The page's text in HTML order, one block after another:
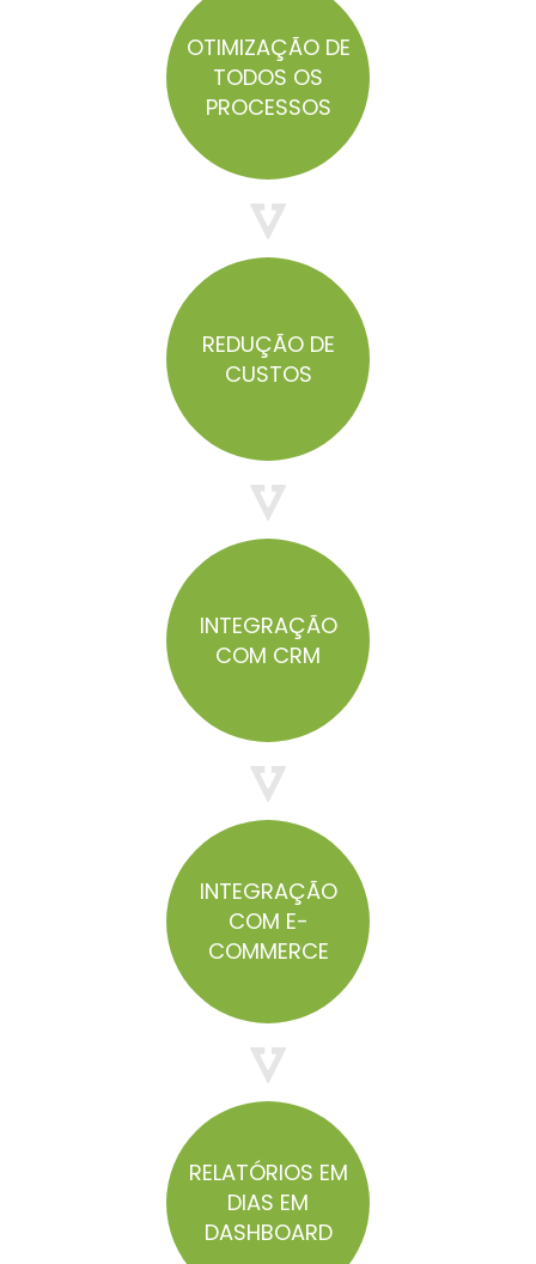
OTIMIZAÇÃO DE
TODOS OS
PROCESSOS
REDUÇÃO DE
CUSTOS
INTEGRAÇÃO
COM CRM
INTEGRAÇÃO
COM E-
COMMERCE
RELATÓRIOS EM
DIAS EM
DASHBOARD